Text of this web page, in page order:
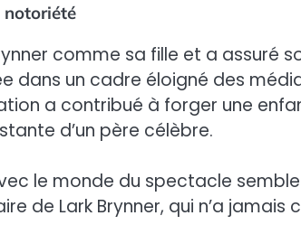
notoriété
comme sa fille et a assuré
dans un cadre éloigné des
a contribué à forger une
d’un père célèbre.
le monde du spectacle
de Lark Brynner, qui n’a jamais